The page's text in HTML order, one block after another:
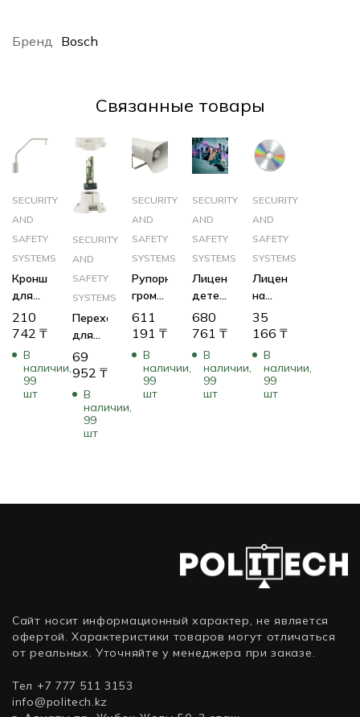
Бренд Bosch
Cвязанные товары
SECURITY
AND
SAFETY
SYSTEMS
Кронштейн
для
крепления
на
(AutoDome
Roof
Parapet
210
742 ₸
В
наличии,
99
шт
SECURITY
AND
SAFETY
SYSTEMS
Переходник
для
крепления
поворотной
G4
(“яйца”)
на
Труба
69
952 ₸
В
наличии,
99
шт
SECURITY
AND
SAFETY
SYSTEMS
Рупорный
громкоговоритель
15W,
SIP,
611
191₸
В
наличии,
99
шт
SECURITY
AND
SAFETY
SYSTEMS
Лицензия
детектора
выстрелов,
бессрочная
680
761 ₸
В
наличии,
99
шт
SECURITY
AND
SAFETY
SYSTEMS
Лицензия
на
последовательный
протокол
IP-
камер
35
166 ₸
В
наличии,
99
шт
Сайт носит информационный характер, не является
офертой. Характеристики товаров могут отличаться
от реальных. Уточняйте у менеджера при заказе.
Тел +7 777 511 3153
info@politech.kz